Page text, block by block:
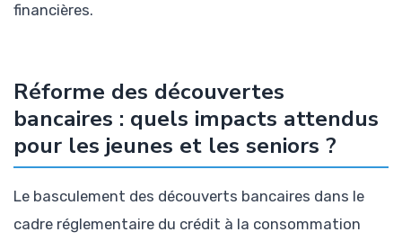
financières.
Réforme des découvertes
bancaires : quels impacts attendus
pour les jeunes et les seniors ?
Le basculement des découverts bancaires dans le
cadre réglementaire du crédit à la consommation